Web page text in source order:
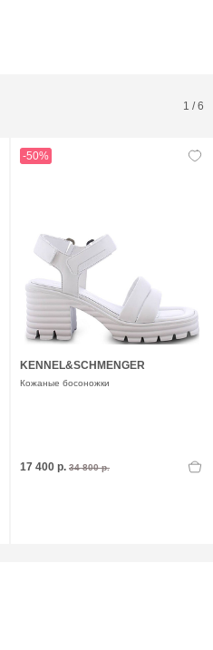
1 /6
-50%
KENNEL&SCHMENGER
Кожаные босоножки
17 400 р. 34 800 р.